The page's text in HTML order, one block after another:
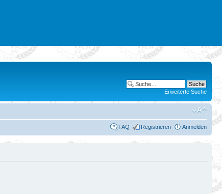
Erweiterte Suche
FAQ Registrieren Anmelden